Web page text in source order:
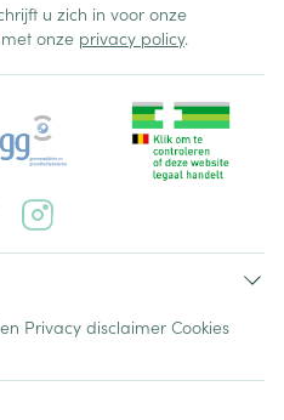
u zich in voor onze
onze privacy policy.
Privacy disclaimer Cookies